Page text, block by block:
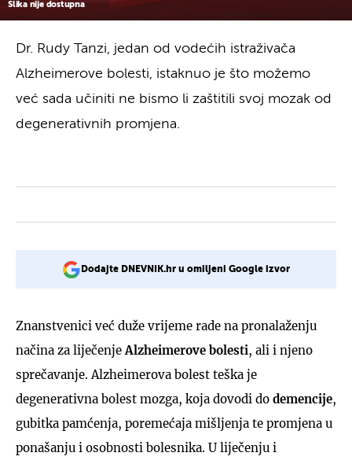
Slika nije dostupna
Dr. Rudy Tanzi, jedan od vodećih istraživača
Alzheimerove bolesti, istaknuo je što možemo
već sada učiniti ne bismo li zaštitili svoj mozak od
degenerativnih promjena.
Dodajte DNEVNIK.hr u omiljeni Google izvor
Znanstvenici već duže vrijeme rade na pronalaženju
načina za liječenje Alzheimerove bolesti, ali i njeno
sprečavanje. Alzheimerova bolest teška je
degenerativna bolest mozga, koja dovodi do demencije,
gubitka pamćenja, poremećaja mišljenja te promjena u
ponašanju i osobnosti bolesnika. U liječenju i